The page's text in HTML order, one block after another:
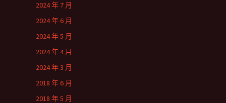
2024 年 7 月
2024 年 6 月
2024 年 5 月
2024 年 4 月
2024 年 3 月
2018 年 6 月
2018 年 5 月